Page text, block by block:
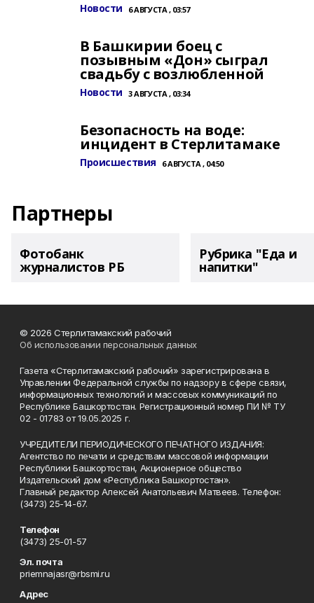
Новости 6 АВГУСТА , 03:57
В Башкирии боец с
позывным «Дон» сыграл
свадьбу с возлюбленной
Новости 3 АВГУСТА , 03:34
Безопасность на воде:
инцидент в Стерлитамаке
Происшествия 6 АВГУСТА , 04:50
Партнеры
Фотобанк
журналистов РБ
Рубрика "Еда и
напитки"
© 2026 Стерлитамакский рабочий
Об использовании персональных данных
Газета «Стерлитамакский рабочий» зарегистрирована в
Управлении Федеральной службы по надзору в сфере связи,
информационных технологий и массовых коммуникаций по
Республике Башкортостан. Регистрационный номер ПИ № ТУ
02 - 01783 от 19.05.2025 г.
УЧРЕДИТЕЛИ ПЕРИОДИЧЕСКОГО ПЕЧАТНОГО ИЗДАНИЯ:
Агентство по печати и средствам массовой информации
Республики Башкортостан, Акционерное общество
Издательский дом «Республика Башкортостан».
Главный редактор Алексей Анатольевич Матвеев. Телефон:
(3473) 25-14-67.
Телефон
(3473) 25-01-57
Эл. почта
priemnajasr@rbsmi.ru
Адрес